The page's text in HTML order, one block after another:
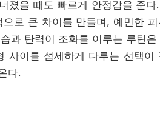
졌을 때도 빠르게 안정감을 준
로 큰 차이를 만들며, 예민한
과 탄력이 조화를 이루는 루틴
사이를 섬세하게 다루는 선택이
다.